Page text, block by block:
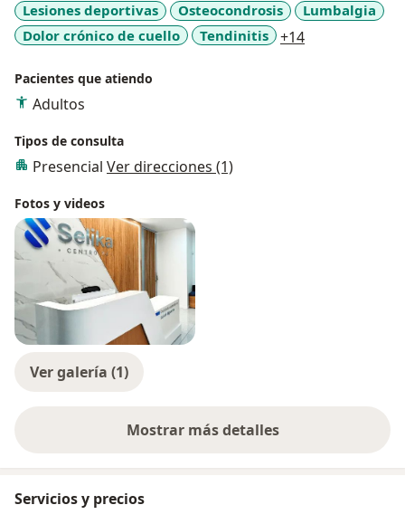
Lesiones deportivas Osteocondrosis
Lumbalgia
Dolor crónico de cuello
Tendinitis +14
Pacientes que atiendo
Adultos
Tipos de consulta
Presencial Ver direcciones (1)
Fotos y videos
Ver galería (1)
Mostrar más detalles
sobre la experiencia
Servicios y precios